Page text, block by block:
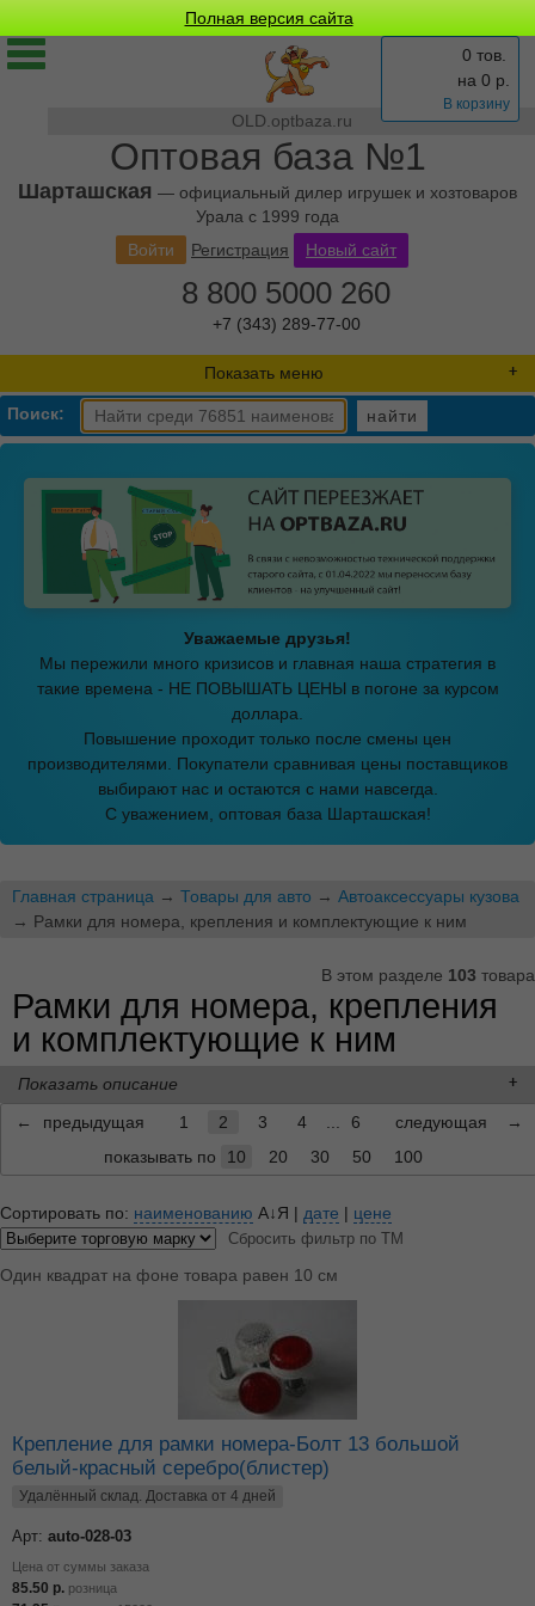
Полная версия сайта
OLD.optbaza.ru
Оптовая база №1
Шарташская — официальный дилер игрушек и хозтоваров
Урала с 1999 года
0 тов.
на 0 р.
В корзину
Войти Регистрация Новый сайт
8 800 5000 260
+7 (343) 289-77-00
Показать меню
Поиск: найти
Уважаемые друзья!
Мы пережили много кризисов и главная наша стратегия в
такие времена - НЕ ПОВЫШАТЬ ЦЕНЫ в погоне за курсом
доллара.
Повышение проходит только после смены цен
производителями. Покупатели сравнивая цены поставщиков
выбирают нас и остаются с нами навсегда.
С уважением, оптовая база Шарташская!
Главная страница → Товары для авто → Автоаксессуары кузова
→ Рамки для номера, крепления и комплектующие к ним
В этом разделе 103 товара
Рамки для номера, крепления
и комплектующие к ним
Показать описание
←
предыдущая 1 2 3 4 6 следующая
→
показывать по
10 20 30 50 100
Сортировать по: наименованию А↓Я | дате | цене
Сбросить фильтр по ТМ
Один квадрат на фоне товара равен 10 см
Крепление для рамки номера-Болт 13 большой
белый-красный серебро(блистер)
Удалённый склад. Доставка от 4 дней
Арт: auto-028-03
Цена от суммы заказа
85.50 р. розница